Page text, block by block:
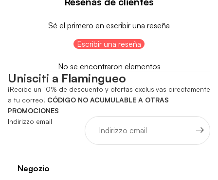
Sé el primero en escribir una reseña
Escribir una reseña
No se encontraron elementos
Unisciti a Flamingueo
¡Recibe un 10% de descuento y ofertas exclusivas directamente
a tu correo! CÓDIGO NO ACUMULABLE A OTRAS
PROMOCIONES
Indirizzo email
Negozio